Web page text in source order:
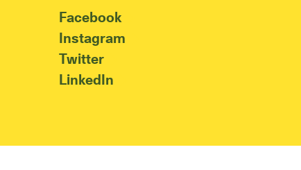
Facebook
Instagram
Twitter
LinkedIn